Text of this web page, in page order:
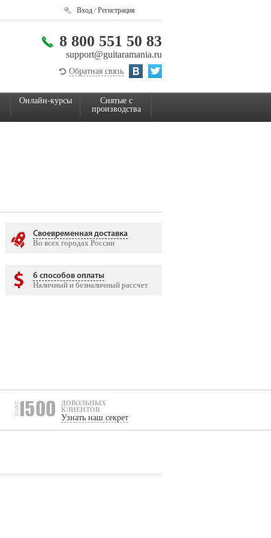
Вход /Регистрация
8 800 551 50 83
support@guitaramania.ru
Обратная связь
Онлайн-курсы
Снятые с
производства
Своевременная доставка
Во всех городах России
6 способов оплаты
Наличный и безналичный рассчет
ДОВОЛЬНЫХ
КЛИЕНТОВ
Узнать наш секрет